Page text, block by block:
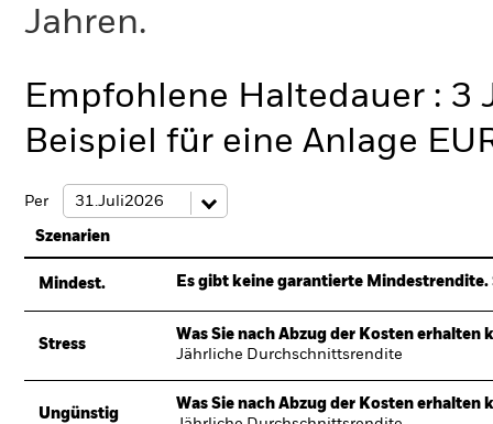
Jahren.
Empfohlene Haltedauer : 3
Beispiel für eine Anlage
Per
Szenarien
Mindest. Es gibt keine garantierte
Stress
Was Sie nach Abzug der Kosten erhalten
Jährliche Durchschnittsrendite
Ungünstig
Was Sie nach Abzug der Kosten erhalten